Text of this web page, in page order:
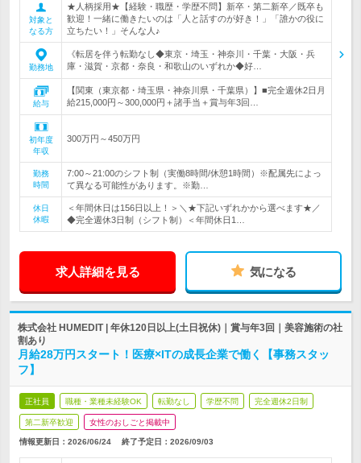
対象と
なる方
★人柄採用★【経験・職歴・学歴不問】新卒・第二新卒／既卒も
歓迎！一緒に働きたいのは「人と話すのが好き！」「誰かの役に
立ちたい！」そんな人♪
勤務地
《転居を伴う転勤なし◆東京・埼玉・神奈川・千葉・大阪・兵
庫・滋賀・京都・奈良・和歌山のいずれか◆好…
給与
【関東（東京都・埼玉県・神奈川県・千葉県）】■完全週休2日月
給215,000円～300,000円＋諸手当＋賞与年3回…
初年度
年収
300万円～450万円
勤務
時間
7:00～21:00のシフト制（実働8時間/休憩1時間）※配属先によっ
て異なる可能性があります。※勤…
休日
休暇
＜年間休日は156日以上！＞＼★下記いずれかから選べます★／
◆完全週休3日制（シフト制）＜年間休日1…
求人詳細を見る 気になる
株式会社 HUMEDIT | 年休120日以上(土日祝休)｜賞与年3回｜美容施術の社
割あり
月給28万円スタート！医療×ITの成長企業で働く【事務スタッ
フ】
正社員 職種・業種未経験OK 転勤なし 学歴不問 完全週休2日制
第二新卒歓迎 女性のおしごと掲載中
情報更新日：2026/06/24 終了予定日： 2026/09/03